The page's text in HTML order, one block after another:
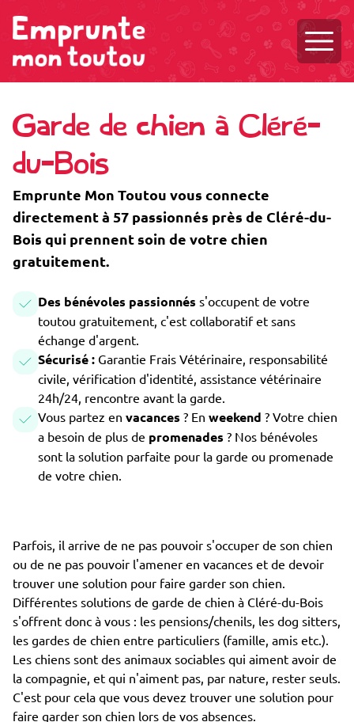
Garde de chien à Cléré-
du-Bois
Emprunte Mon Toutou vous connecte
directement à 57 passionnés près de Cléré-du-
Bois qui prennent soin de votre chien
gratuitement.
Des bénévoles passionnés s'occupent de votre
toutou gratuitement, c'est collaboratif et sans
échange d'argent.
Sécurisé : Garantie Frais Vétérinaire, responsabilité
civile, vérification d'identité, assistance vétérinaire
24h/24, rencontre avant la garde.
Vous partez en vacances ? En weekend ? Votre chien
a besoin de plus de promenades ? Nos bénévoles
sont la solution parfaite pour la garde ou promenade
de votre chien.
Parfois, il arrive de ne pas pouvoir s'occuper de son chien
ou de ne pas pouvoir l'amener en vacances et de devoir
trouver une solution pour faire garder son chien.
Différentes solutions de garde de chien à Cléré-du-Bois
s'offrent donc à vous : les pensions/chenils, les dog sitters,
les gardes de chien entre particuliers (famille, amis etc.).
Les chiens sont des animaux sociables qui aiment avoir de
la compagnie, et qui n'aiment pas, par nature, rester seuls.
C'est pour cela que vous devez trouver une solution pour
faire garder son chien lors de vos absences.